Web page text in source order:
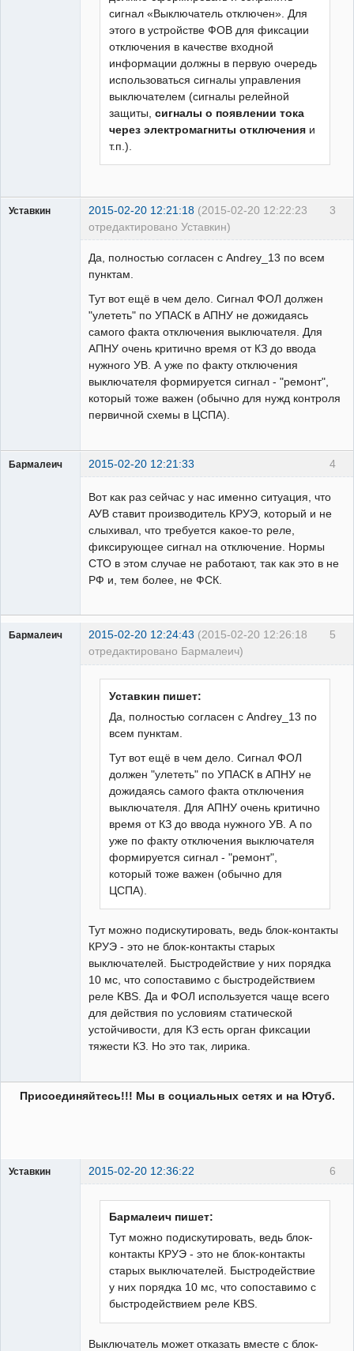
сигнал «Выключатель отключен». Для
этого в устройстве ФОВ для фиксации
отключения в качестве входной
информации должны в первую очередь
использоваться сигналы управления
выключателем (сигналы релейной
защиты,сигналы о появлении тока
через электромагниты отключения и
т.п.).
3
Уставкин 2015-02-20 12:21:18 (2015-02-20 12:22:23
отредактировано Уставкин)
Да, полностью согласен с Andrey_13 по всем
пунктам.
Тут вот ещё в чем дело. Сигнал ФОЛ должен
"улететь" по УПАСК в АПНУ не дожидаясь
самого факта отключения выключателя. Для
АПНУ очень критично время от КЗ до ввода
нужного УВ. А уже по факту отключения
выключателя формируется сигнал - "ремонт",
который тоже важен (обычно для нужд контроля
первичной схемы в ЦСПА).
4
Бармалеич 2015-02-20 12:21:33
Вот как раз сейчас у нас именно ситуация, что
АУВ ставит производитель КРУЭ, который и не
слыхивал, что требуется какое-то реле,
фиксирующее сигнал на отключение. Нормы
СТО в этом случае не работают, так как это в не
РФ и, тем более, не ФСК.
5
Бармалеич 2015-02-20 12:24:43 (2015-02-20 12:26:18
отредактировано Бармалеич)
Уставкин пишет:
Да, полностью согласен с Andrey_13 по
всем пунктам.
Тут вот ещё в чем дело. Сигнал ФОЛ
должен "улететь" по УПАСК в АПНУ не
дожидаясь самого факта отключения
выключателя. Для АПНУ очень критично
время от КЗ до ввода нужного УВ. А по
уже по факту отключения выключателя
формируется сигнал - "ремонт",
который тоже важен (обычно для
ЦСПА).
Тут можно подискутировать, ведь блок-контакты
КРУЭ - это не блок-контакты старых
выключателей. Быстродействие у них порядка
10 мс, что сопоставимо с быстродействием
реле KBS. Да и ФОЛ используется чаще всего
для действия по условиям статической
устойчивости, для КЗ есть орган фиксации
тяжести КЗ. Но это так, лирика.
Присоединяйтесь!!! Мы в социальных сетях и на Ютуб.
6
Уставкин 2015-02-20 12:36:22
Бармалеич пишет:
Тут можно подискутировать, ведь блок-
контакты КРУЭ - это не блок-контакты
старых выключателей. Быстродействие
у них порядка 10 мс, что сопоставимо с
быстродействием реле KBS.
Выключатель может отказать вместе с блок-